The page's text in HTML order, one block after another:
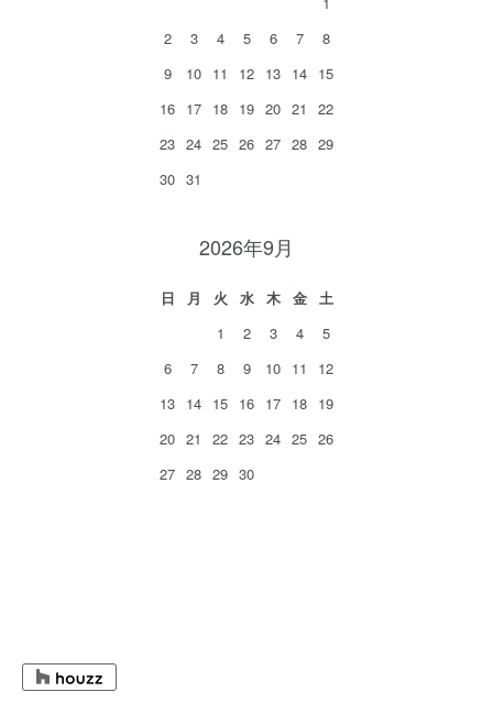
2
3 4 5 6 7
8
9
10 11 12 13 14 15
16 17 18 19 20 21
22
23 24 25 26 27 28 29
30 31
2026年9月
日 月 火 水 木 金
土
1
2 3 4
5
6
7 8 9 10 11
12
13 14 15 16 17 18 19
20 21 22 23 24 25 26
27 28 29 30